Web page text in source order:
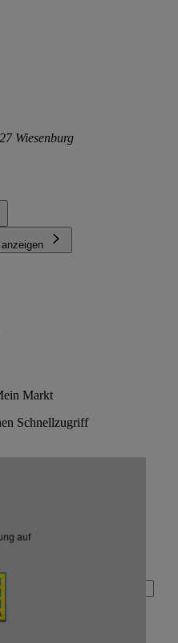
Wiesenburg
Markt
Schnellzugriff
auf